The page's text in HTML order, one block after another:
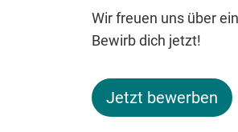
Wir freuen uns über
Bewirb dich jetzt!
Jetzt bewerben